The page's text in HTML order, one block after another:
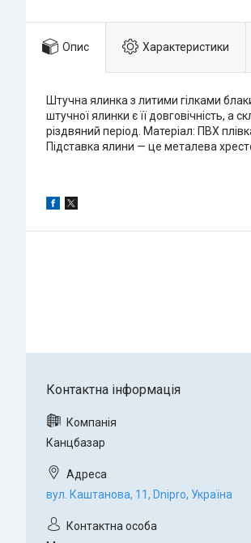
Опис Характеристики
Штучна ялинка з литими гілками
штучної ялинки є її довговічність,
різдвяний період. Матеріал: ПВХ
Підставка ялини — це металева
Канцбазар
вул. Каштанова, 11, Dnipro, Україна